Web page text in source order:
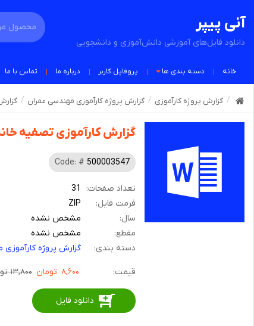
آنی پیپر
دانلود فایل‌های آموزشی دانش‌آموزی و دانشجویی
خانه دسته بندی ها پروفایل کاربر درباره ما تماس با ما
گزارش پروژه کارآموزی گزارش پروژه کارآموزی مهندسی عمران
گزارش کارآموزی تصفیه
Code: # 500003547
تعداد صفحات:
31
فرمت فایل:
ZIP
سال:
مشخص نشده
مقطع:
مشخص نشده
دسته بندی:
گزارش پروژه
قیمت: ۸,۶۰۰ تومان ۱۳,۸۰۰ تومان
دانلود فایل